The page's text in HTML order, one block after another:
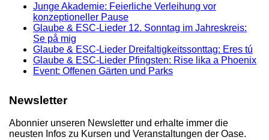
Junge Akademie: Feierliche Verleihung vor
konzeptioneller Pause
Glaube & ESC-Lieder 12. Sonntag im Jahreskreis:
Se på mig
Glaube & ESC-Lieder Dreifaltigkeitssonttag: Eres tú
Glaube & ESC-Lieder Pfingsten: Rise lika a Phoenix
Event: Offenen Gärten und Parks
Newsletter
Abonnier unseren Newsletter und erhalte immer die
neusten Infos zu Kursen und Veranstaltungen der Oase.